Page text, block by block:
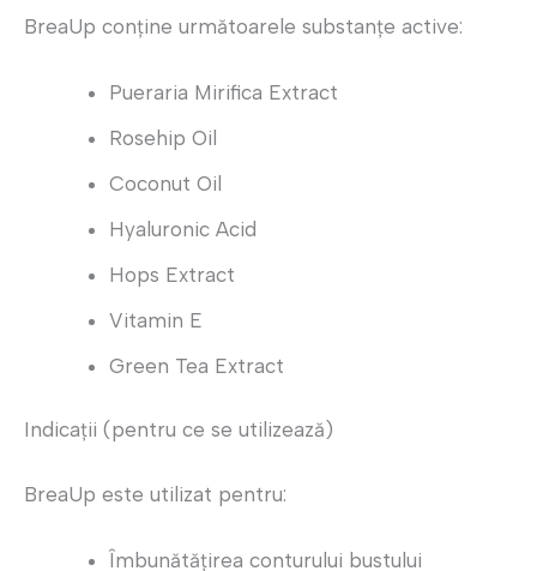
BreaUp conține următoarele substanțe active:
Pueraria Mirifica Extract
Rosehip Oil
Coconut Oil
Hyaluronic Acid
Hops Extract
Vitamin E
Green Tea Extract
Indicații (pentru ce se utilizează)
BreaUp este utilizat pentru:
Îmbunătățirea conturului bustului